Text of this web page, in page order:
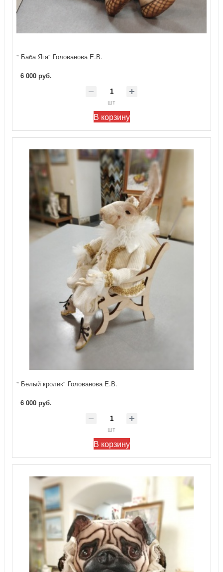
" Баба Яга" Голованова Е.В.
6 000 руб.
шт
В корзину
" Белый кролик" Голованова Е.В.
6 000 руб.
шт
В корзину